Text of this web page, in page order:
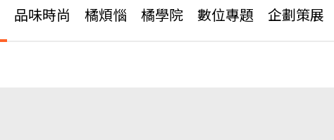
品味時尚 橘煩惱 橘學院 數位專題 企劃策展